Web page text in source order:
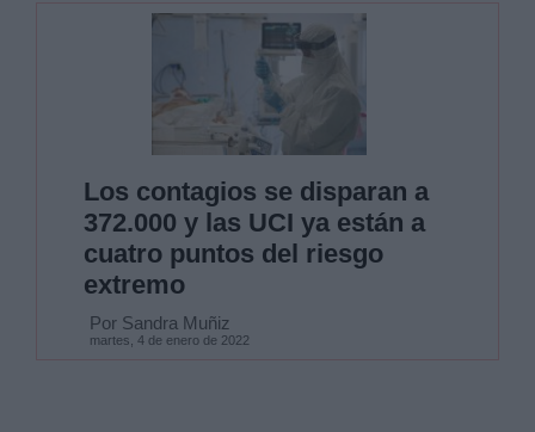
Los contagios se disparan a
372.000 y las UCI ya están a
cuatro puntos del riesgo
extremo
Por Sandra Muñiz
martes, 4 de enero de 2022